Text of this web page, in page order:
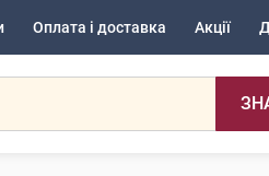
Оплата і доставка Акції